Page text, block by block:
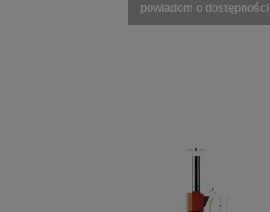
powiadom o dostępności